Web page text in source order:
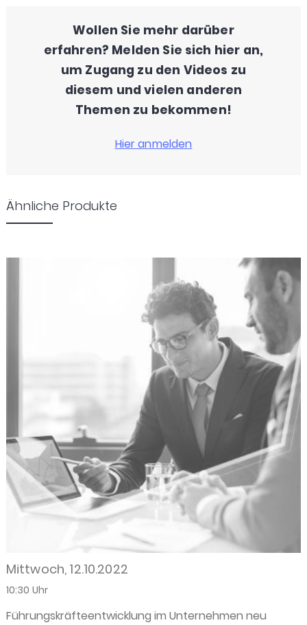
Wollen Sie mehr darüber
erfahren? Melden Sie sich hier an,
um Zugang zu den Videos zu
diesem und vielen anderen
Themen zu bekommen!
Ähnliche Produkte
Mittwoch, 12.10.2022
10:30 Uhr
Führungskräfteentwicklung im Unternehmen neu